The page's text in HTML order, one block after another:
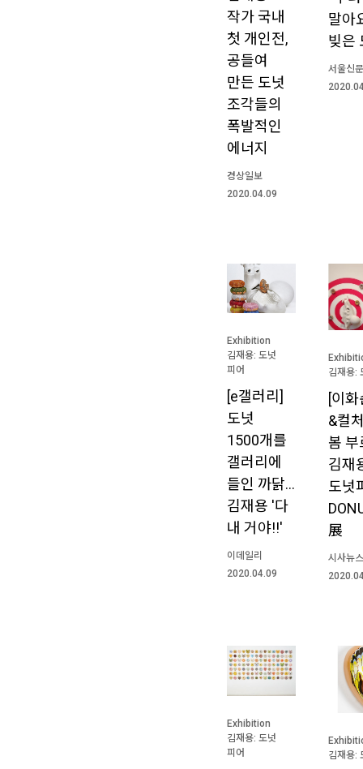
작가 국내
첫 개인전,
공들여
만든 도넛
조각들의
폭발적인
에너지
경상일보
2020.04.09
말아
빚은
서울신문
Exhibition
김재용: 도넛
피어
[e갤러리]
도넛
1500개를
갤러리에
들인 까닭…
김재용 '다
내 거야!!'
이데일리
2020.04.09
김재용:
[이
&컬
봄 부
김재
도넛
展
시사뉴스
Exhibition
김재용: 도넛
피어
김재용: